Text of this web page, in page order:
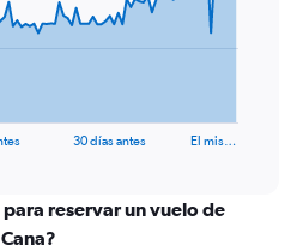
30 días antes El mis…
para reservar un vuelo de